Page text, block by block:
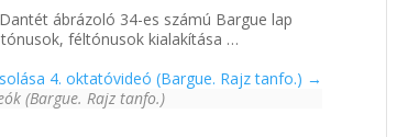
ábrázoló 34-es számú Bargue lap
féltónusok kialakítása …
4. oktatóvideó (Bargue. Rajz tanfo.)
(Bargue. Rajz tanfo.)